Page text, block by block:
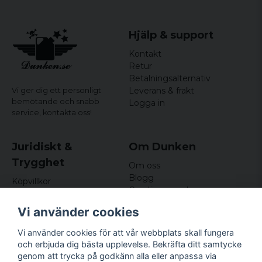
Vi ger dig ett personligt
bemötande och snabb
service, kontakta oss!
Hjälp & support
Kontakt
Retur
Betalningsalternativ
Leverans & frakt
Logga in
Juridiskt &
Trygghet
Köpvillkor
Om cookies
Om Dunken
Om oss
Blogg
Omdömen och
Nyhetsbrev
Kundklubb
Företagsuppgifter
Vi använder cookies
Vi använder cookies för att vår webbplats skall fungera
och erbjuda dig bästa upplevelse. Bekräfta ditt samtycke
genom att trycka på godkänn alla eller anpassa via